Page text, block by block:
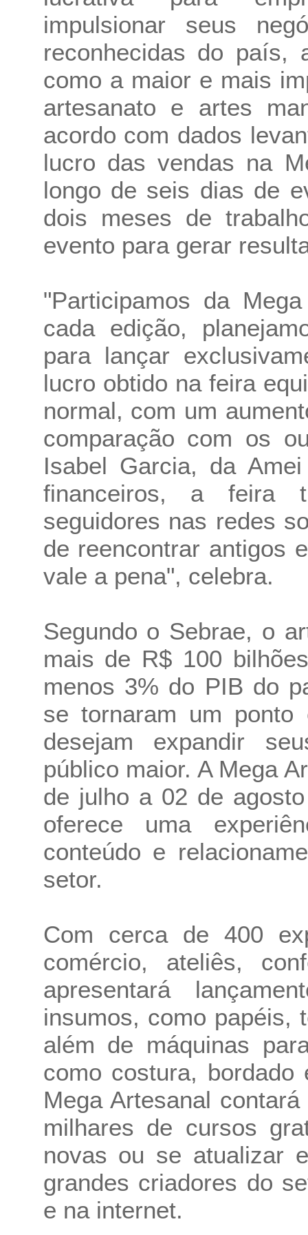
impulsionar seus
reconhecidas do país,
como a maior e mais
artesanato e artes
acordo com dados
lucro das vendas na
longo de seis dias de
dois meses de
evento para gerar
"Participamos da
cada edição,
para lançar
lucro obtido na feira
normal, com um
comparação com os
Isabel Garcia, da
financeiros, a feira
seguidores nas redes
de reencontrar antigos
vale a pena", celebra.
Segundo o Sebrae, o
mais de R$ 100
menos 3% do PIB do
se tornaram um
desejam expandir
público maior. A Mega
de julho a 02 de
oferece uma
conteúdo e
setor.
Com cerca de 400
comércio, ateliês,
apresentará
insumos, como papéis,
além de máquinas
como costura,
Mega Artesanal
milhares de cursos
novas ou se atualizar
grandes criadores do
e na internet.